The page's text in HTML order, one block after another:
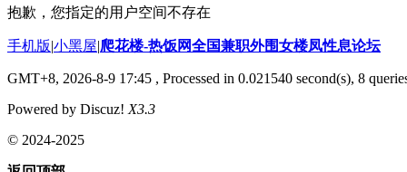
抱歉，您指定的用户空间不存在
手机版|小黑屋|爬花楼-热饭网全国兼职外围女楼凤性息论坛
GMT+8, 2026-8-9 17:45 , Processed in 0.021540 second(s), 8
Powered by Discuz! X3.3
© 2024-2025